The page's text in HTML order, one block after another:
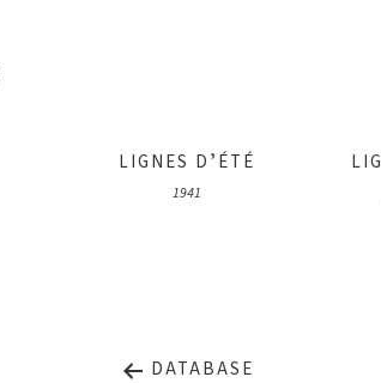
LIGNES DʼÉTÉ
1941
DATABASE